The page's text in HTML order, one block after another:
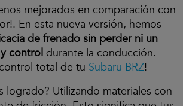
mejorados en comparación con
En esta nueva versión, hemos
de frenado sin perder ni un
control durante la conducción.
total de tu Subaru BRZ!
logrado? Utilizando materiales con